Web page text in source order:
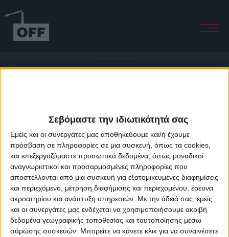
Σεβόμαστε την ιδιωτικότητά σας
Εμείς και οι συνεργάτες μας αποθηκεύουμε και/ή έχουμε
πρόσβαση σε πληροφορίες σε μια συσκευή, όπως τα cookies,
και επεξεργαζόμαστε προσωπικά δεδομένα, όπως μοναδικοί
αναγνωριστικοί και προσαρμοσμένες πληροφορίες που
αποστέλλονται από μια συσκευή για εξατομικευμένες διαφημίσεις
και περιεχόμενο, μέτρηση διαφήμισης και περιεχομένου, έρευνα
ακροατηρίου και ανάπτυξη υπηρεσιών. Με την άδειά σας, εμείς
και οι συνεργάτες μας ενδέχεται να χρησιμοποιήσουμε ακριβή
δεδομένα γεωγραφικής τοποθεσίας και ταυτοποίησης μέσω
σάρωσης συσκευών. Μπορείτε να κάνετε κλικ για να συναινέσετε
About Offradio Business Class Terms & Conditions
Privacy Policy
Designed & developed byporcupine colors&Fotis Alexandrou